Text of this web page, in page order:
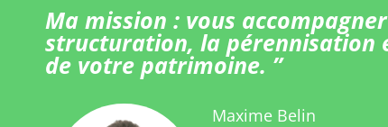
Ma mission : vous
structuration, la pérennisation
de votre patrimoine. ”
Maxime Belin